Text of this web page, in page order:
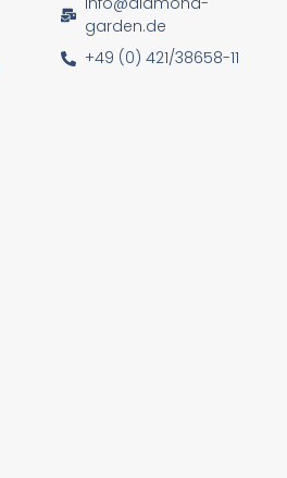
garden.de
+49 (0) 421/38658-11